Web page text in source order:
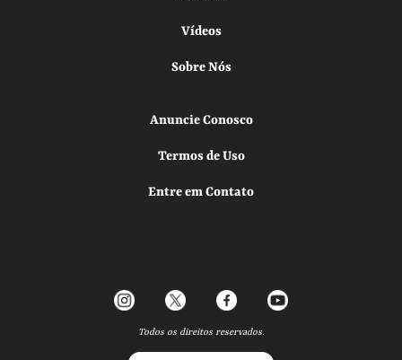
Vídeos
Sobre Nós
Anuncie Conosco
Termos de Uso
Entre em Contato
Todos os direitos reservados.